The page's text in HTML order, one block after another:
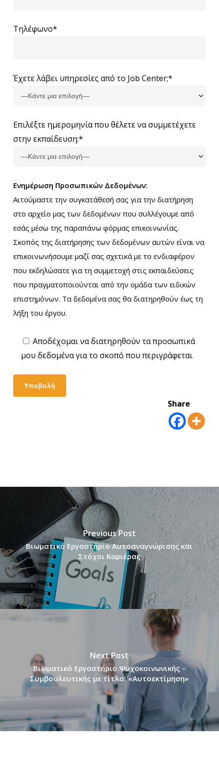
Τηλέφωνο*
Έχετε λάβει υπηρεσίες από το Job Center;*
Επιλέξτε ημερομηνία που θέλετε να συμμετέχετε
στην εκπαίδευση:*
Ενημέρωση Προσωπικών Δεδομένων:
Αιτούμαστε την συγκατάθεσή σας για την διατήρηση
στο αρχείο μας των δεδομένων που συλλέγουμε από
εσάς μέσω της παραπάνω φόρμας επικοινωνίας.
Σκοπός της διατήρησης των δεδομένων αυτών είναι να
επικοινωνήσουμε μαζί σας σχετικά με το ενδιαφέρον
που εκδηλώσατε για τη συμμετοχή στις εκπαιδεύσεις
που πραγματοποιούνται από την ομάδα των ειδικών
επιστημόνων. Τα δεδομένα σας θα διατηρηθούν έως τη
λήξη του έργου.
Αποδέχομαι να διατηρηθούν τα προσωπικά
μου δεδομένα για το σκοπό που περιγράφεται
Share
Previous Post
Βιωματικό Εργαστήριο Αυτοαναγνώρισης και
Στόχοι Καριέρας
Next Post
Βιωματικό Εργαστήριο Ψυχοκοινωνικής –
Συμβουλευτικής με τίτλο: «Αυτοεκτίμηση»